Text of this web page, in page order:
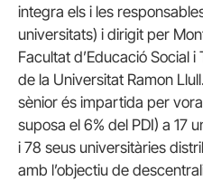
integra els i les
universitats) i dirigit per
Facultat d’Educació Social
de la Universitat Ramon
sènior és impartida per
suposa el 6% del PDI) a 17
i 78 seus universitàries
amb l’objectiu de